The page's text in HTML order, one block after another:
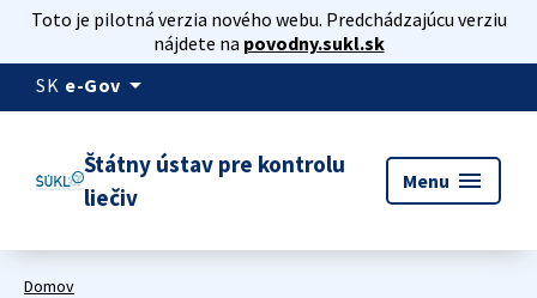
Toto je pilotná verzia nového webu. Predchádzajúcu verziu
nájdete na povodny.sukl.sk
SK e-Gov arrow_drop_down
Štátny ústav pre kontrolu
liečiv
Menu menu
Domov